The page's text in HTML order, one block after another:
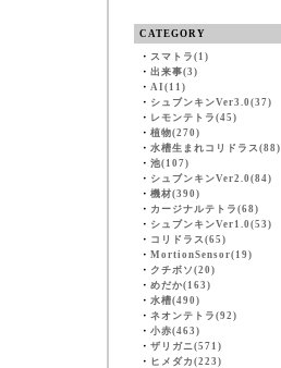
CATEGORY
・ スマトラ(1)
・ 出来事(3)
・ AI(11)
・ シュブンキンVer3.0(37)
・ レモンテトラ(45)
・ 植物(270)
・ 水槽生まれコリドラス(88)
・ 池(107)
・ シュブンキンVer2.0(84)
・ 機材(390)
・ カージナルテトラ(68)
・ シュブンキンVer1.0(53)
・ コリドラス(65)
・ MortionSensor(19)
・ クチボソ(20)
・ めだか(163)
・ 水槽(490)
・ ネオンテトラ(92)
・ 小赤(463)
・ ザリガニ(571)
・ ヒメダカ(223)